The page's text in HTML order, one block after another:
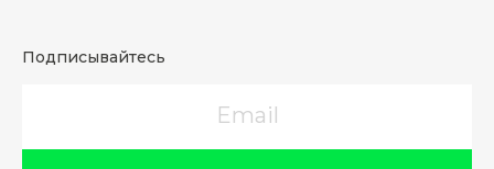
Подписывайтесь